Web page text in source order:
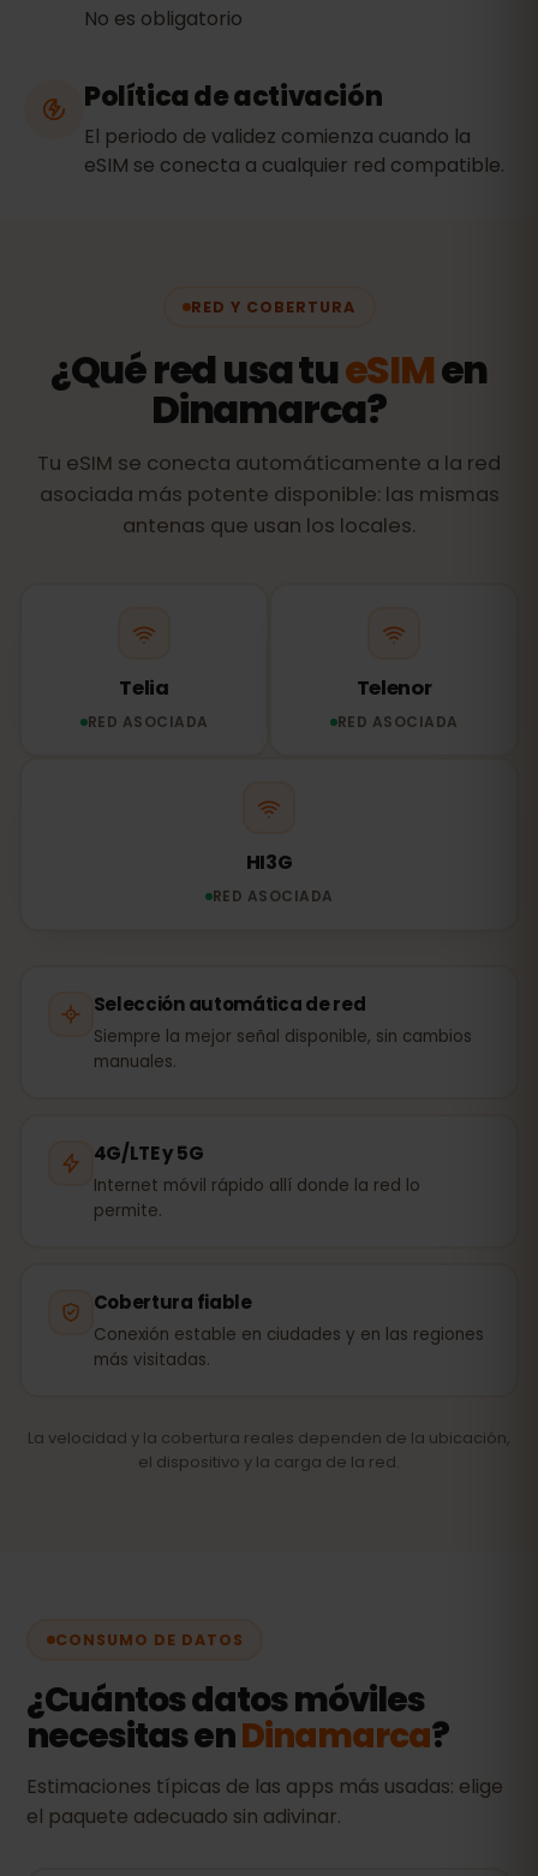
No es obligatorio
Política de activación
El periodo de validez comienza cuando la
eSIM se conecta a cualquier red compatible.
RED Y COBERTURA
¿Qué red usa tueSIMen
Dinamarca?
Tu eSIM se conecta automáticamente a la red
asociada más potente disponible: las mismas
antenas que usan los locales.
Telia
RED ASOCIADA
Telenor
RED ASOCIADA
HI3G
RED ASOCIADA
Selección automática de red
Siempre la mejor señal disponible, sin cambios
manuales.
4G/LTE y 5G
Internet móvil rápido allí donde la red lo
permite.
Cobertura fiable
Conexión estable en ciudades y en las regiones
más visitadas.
La velocidad y la cobertura reales dependen de la ubicación,
el dispositivo y la carga de la red.
CONSUMO DE DATOS
¿Cuántos datos móviles
necesitas enDinamarca?
Estimaciones típicas de las apps más usadas: elige
el paquete adecuado sin adivinar.